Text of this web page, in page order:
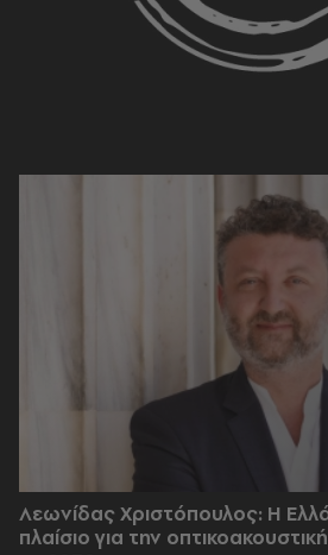
Λεωνίδας Χριστόπουλος: Η
πλαίσιο για την